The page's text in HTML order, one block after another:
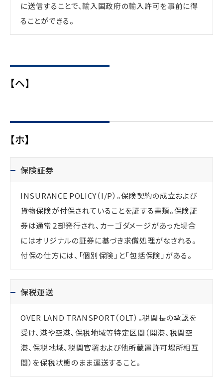
に送信することで、輸入国政府の輸入許可を事前に得
ることができる。
【ヘ】
【ホ】
保険証券
INSURANCE POLICY（I/P）。保険契約の成立および
貨物保険が付保されていることを証する書類。保険証
券は通常２部発行され、カーゴダメージがあった場合
にはオリジナルの証券に基づき求償処理がなされる。
付保の仕方には、「個別保険」と「包括保険」がある。
保税運送
OVER LAND TRANSPORT（OLT）。税関長の承認を
受け、港や空港、保税地域等特定区間（開港、税関空
港、保税地域、税関官署および他所蔵置許可場所相互
間）を保税状態のまま運送すること。